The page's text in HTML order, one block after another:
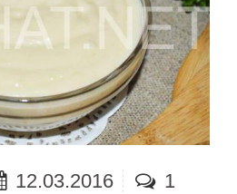
12.03.2016 1